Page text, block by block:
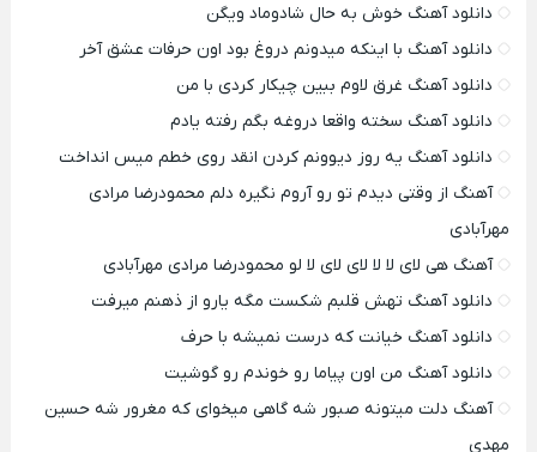
دانلود آهنگ خوش به حال شادوماد ویگن
دانلود آهنگ با اینکه میدونم دروغ بود اون حرفات عشق آخر
دانلود آهنگ غرق لاوم ببین چیکار کردی با من
دانلود آهنگ سخته واقعا دروغه بگم رفته یادم
دانلود آهنگ یه روز دیوونم کردن انقد روی خطم میس انداخت
آهنگ از وقتی دیدم تو رو آروم نگیره دلم محمودرضا مرادی
مهرآبادی
آهنگ هی لای لا لا لای لای لا لو محمودرضا مرادی مهرآبادی
دانلود آهنگ تهش قلبم شکست مگه یارو از ذهنم میرفت
دانلود آهنگ خیانت که درست نمیشه با حرف
دانلود آهنگ من اون پیاما رو خوندم رو گوشیت
آهنگ دلت میتونه صبور شه گاهی میخوای که مغرور شه حسین
مهدی